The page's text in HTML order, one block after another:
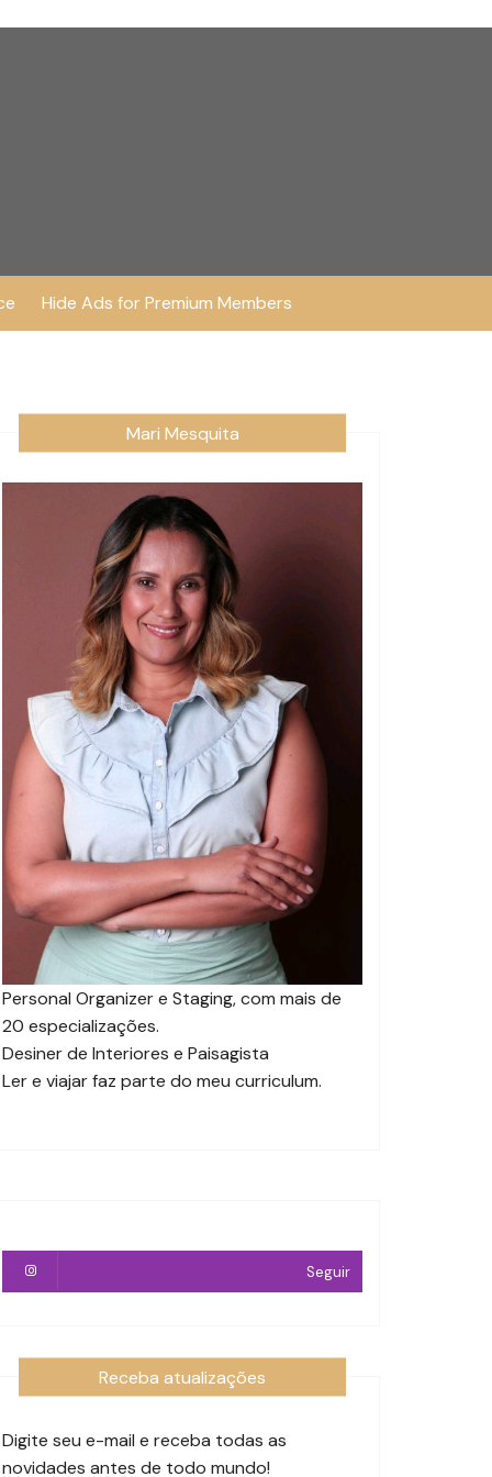
Hide Ads for Premium Members
Mari Mesquita
Personal Organizer e Staging, com mais de
20 especializações.
Desiner de Interiores e Paisagista
Ler e viajar faz parte do meu curriculum.
Seguir
Receba atualizações
Digite seu e-mail e receba todas as
novidades antes de todo mundo!